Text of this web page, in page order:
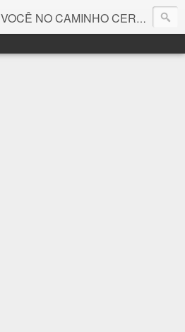
VOCÊ NO CAMINHO CERTO! 🤓💻🚀